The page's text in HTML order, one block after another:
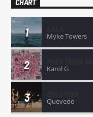
CHART
1 Myke Towers
2 Karol G
3 Quevedo